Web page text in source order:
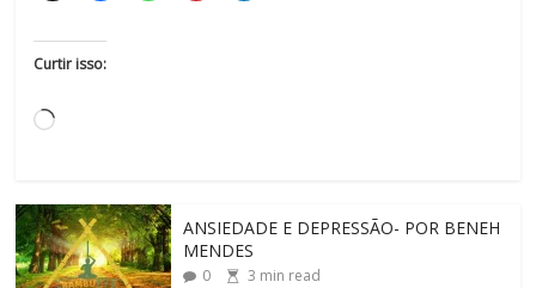
Curtir isso:
ANSIEDADE E DEPRESSÃO- POR BENEH
MENDES
0 3 min read